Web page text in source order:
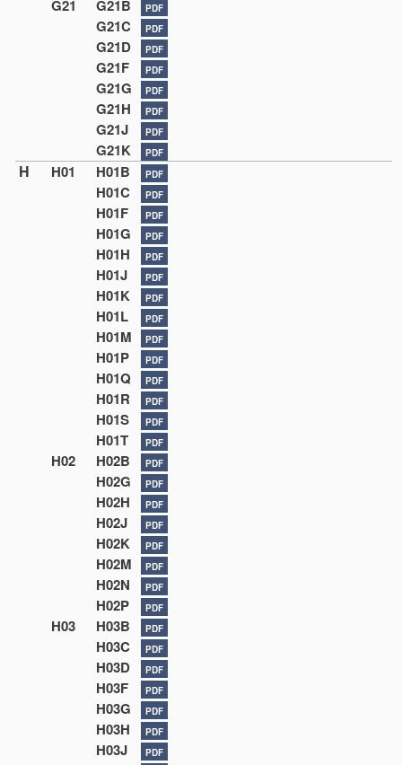
G21 G21B PDF
G21C PDF
G21D PDF
G21F PDF
G21G PDF
G21H PDF
G21J PDF
G21K PDF
H H01 H01B PDF
H01C PDF
H01F PDF
H01G PDF
H01H PDF
H01J PDF
H01K PDF
H01L PDF
H01M PDF
H01P PDF
H01Q PDF
H01R PDF
H01S PDF
H01T PDF
H02 H02B PDF
H02G PDF
H02H PDF
H02J PDF
H02K PDF
H02M PDF
H02N PDF
H02P PDF
H03 H03B PDF
H03C PDF
H03D PDF
H03F PDF
H03G PDF
H03H PDF
H03J PDF